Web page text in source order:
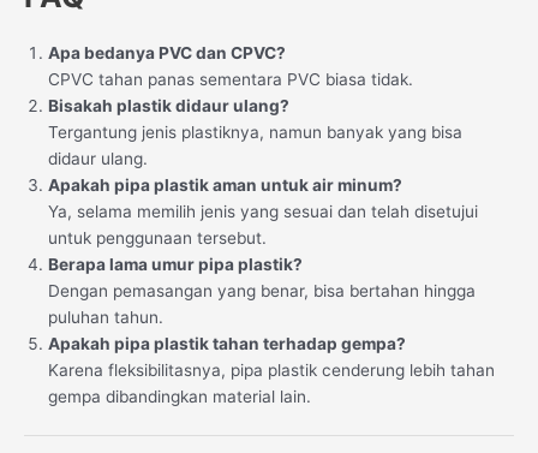
Apa bedanya PVC dan CPVC?
CPVC tahan panas sementara PVC biasa tidak.
Bisakah plastik didaur ulang?
Tergantung jenis plastiknya, namun banyak yang bisa
didaur ulang.
Apakah pipa plastik aman untuk air minum?
Ya, selama memilih jenis yang sesuai dan telah disetujui
untuk penggunaan tersebut.
Berapa lama umur pipa plastik?
Dengan pemasangan yang benar, bisa bertahan hingga
puluhan tahun.
Apakah pipa plastik tahan terhadap gempa?
Karena fleksibilitasnya, pipa plastik cenderung lebih tahan
gempa dibandingkan material lain.